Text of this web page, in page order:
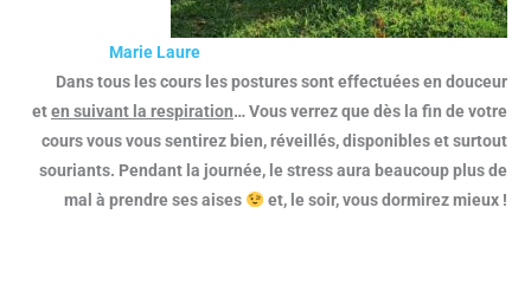
Marie Laure
Dans tous les cours les postures sont effectuées en douceur
eten suivant la respiration… Vous verrez que dès la fin de votre
cours vous vous sentirez bien, réveillés, disponibles et surtout
souriants. Pendant la journée, le stress aura beaucoup plus de
mal à prendre ses aises
et, le soir, vous dormirez mieux !